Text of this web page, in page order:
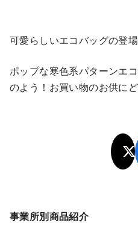
可愛らしいエコバッグの登場
ポップな寒色系パターンエ
のよう！お買い物のお供に
事業所別商品紹介